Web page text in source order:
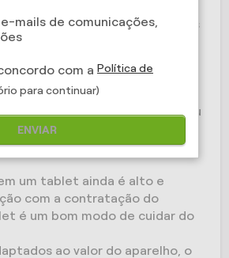
equipamentos mais completos
no gosto dos brasileiros.
vez mais significativo na venda
no país.
para que você não fique sem seu
danos ou roubo é contratando
um tablet ainda é alto e
com a contratação do
é um bom modo de cuidar do
ao valor do aparelho, o
mails de comunicações,
com a Política de
para continuar)
ENVIAR